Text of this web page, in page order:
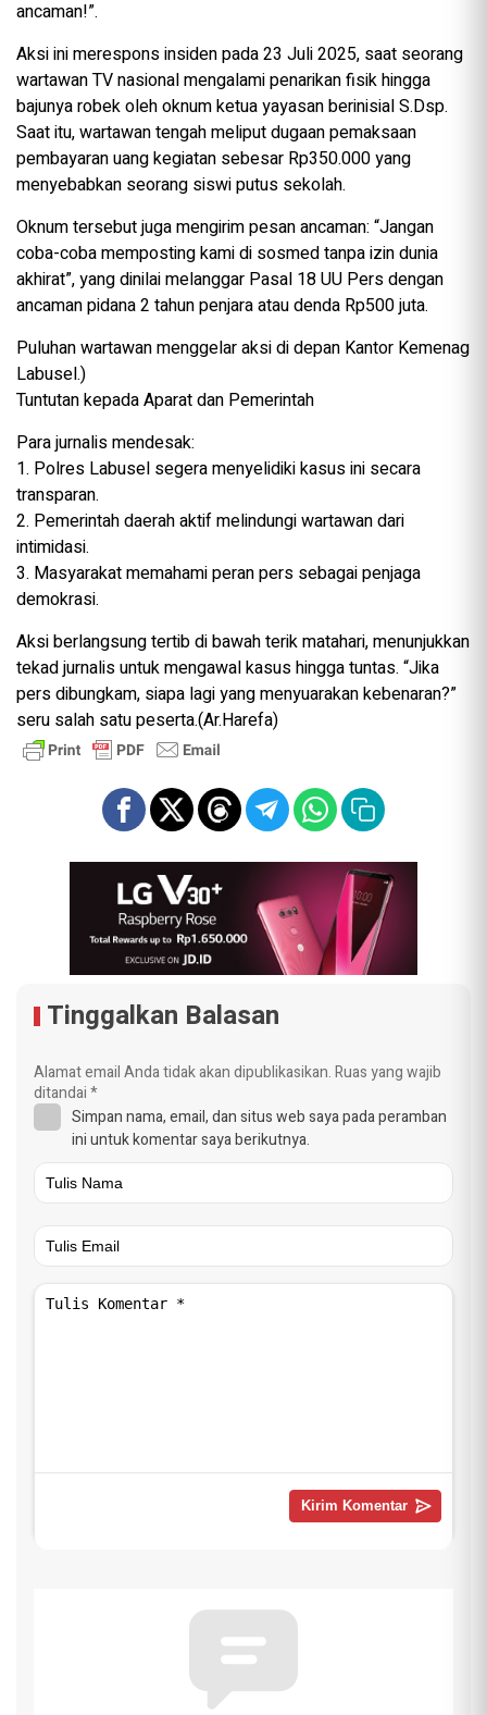
ancaman!”.
Aksi ini merespons insiden pada 23 Juli 2025, saat seorang
wartawan TV nasional mengalami penarikan fisik hingga
bajunya robek oleh oknum ketua yayasan berinisial S.Dsp.
Saat itu, wartawan tengah meliput dugaan pemaksaan
pembayaran uang kegiatan sebesar Rp350.000 yang
menyebabkan seorang siswi putus sekolah.
Oknum tersebut juga mengirim pesan ancaman: “Jangan
coba-coba memposting kami di sosmed tanpa izin dunia
akhirat”, yang dinilai melanggar Pasal 18 UU Pers dengan
ancaman pidana 2 tahun penjara atau denda Rp500 juta.
Puluhan wartawan menggelar aksi di depan Kantor Kemenag
Labusel.)
Tuntutan kepada Aparat dan Pemerintah
Para jurnalis mendesak:
1. Polres Labusel segera menyelidiki kasus ini secara
transparan.
2. Pemerintah daerah aktif melindungi wartawan dari
intimidasi.
3. Masyarakat memahami peran pers sebagai penjaga
demokrasi.
Aksi berlangsung tertib di bawah terik matahari, menunjukkan
tekad jurnalis untuk mengawal kasus hingga tuntas. “Jika
pers dibungkam, siapa lagi yang menyuarakan kebenaran?”
seru salah satu peserta.(Ar.Harefa)
Tinggalkan Balasan
Alamat email Anda tidak akan dipublikasikan.Ruas yang wajib
ditandai*
Simpan nama, email, dan situs web saya pada peramban
ini untuk komentar saya berikutnya.